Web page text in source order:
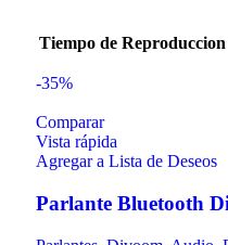
Tiempo de Reproduccion
-35%
Comparar
Vista rápida
Agregar a Lista de Deseos
Parlante Bluetooth